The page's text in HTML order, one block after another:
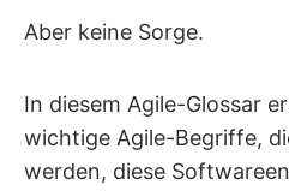
Aber keine Sorge.
In diesem Agile-Glossar
wichtige Agile-Begriffe,
werden, diese